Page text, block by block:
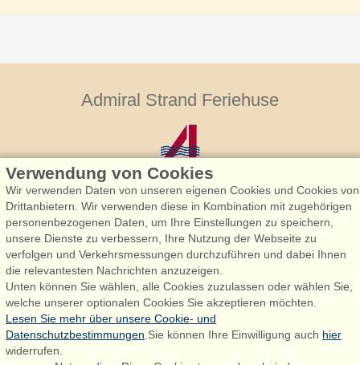
Admiral Strand Feriehuse
Admiral Strand Feriehuse, Lønne
Houstrupvej 170, Lønne
6830 Nørre Nebel
booking@admiralstrand.com
+45 70 60 87 78
Verwendung von Cookies
Wir verwenden Daten von unseren eigenen Cookies und Cookies von
Drittanbietern. Wir verwenden diese in Kombination mit zugehörigen
personenbezogenen Daten, um Ihre Einstellungen zu speichern,
unsere Dienste zu verbessern, Ihre Nutzung der Webseite zu
verfolgen und Verkehrsmessungen durchzuführen und dabei Ihnen
die relevantesten Nachrichten anzuzeigen.
Unten können Sie wählen, alle Cookies zuzulassen oder wählen Sie,
welche unserer optionalen Cookies Sie akzeptieren möchten.
Lesen Sie mehr über unsere Cookie- und
Datenschutzbestimmungen .Sie können Ihre Einwilligung auch hier
widerrufen.